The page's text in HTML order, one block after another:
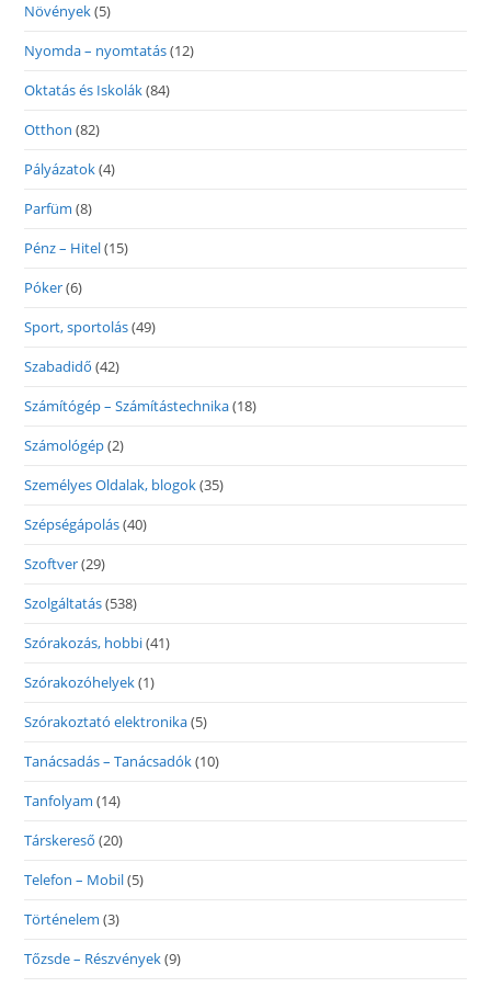
Növények(5)
Nyomda – nyomtatás(12)
Oktatás és Iskolák(84)
Otthon (82)
Pályázatok(4)
Parfüm (8)
Pénz – Hitel(15)
Póker(6)
Sport, sportolás(49)
Szabadidő (42)
Számítógép – Számítástechnika(18)
Számológép(2)
Személyes Oldalak, blogok(35)
Szépségápolás(40)
Szoftver(29)
Szolgáltatás(538)
Szórakozás, hobbi(41)
Szórakozóhelyek(1)
Szórakoztató elektronika(5)
Tanácsadás – Tanácsadók(10)
Tanfolyam (14)
Társkereső (20)
Telefon – Mobil(5)
Történelem (3)
Tőzsde – Részvények(9)